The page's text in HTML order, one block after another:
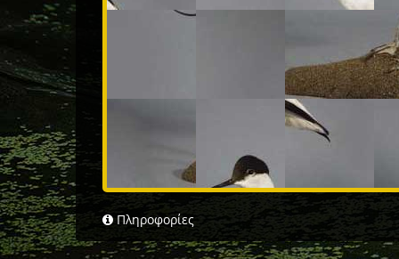
Πληροφορίες